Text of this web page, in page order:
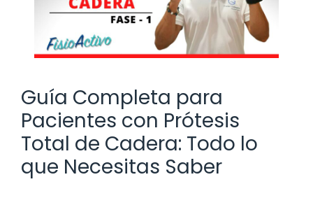
Guía Completa para
Pacientes con Prótesis
Total de Cadera: Todo lo
que Necesitas Saber